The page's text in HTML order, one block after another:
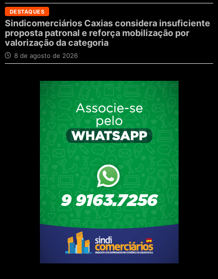
DESTAQUES
Sindicomerciários Caxias considera insuficiente
proposta patronal e reforça mobilização por
valorização da categoria
8 de agosto de 2026